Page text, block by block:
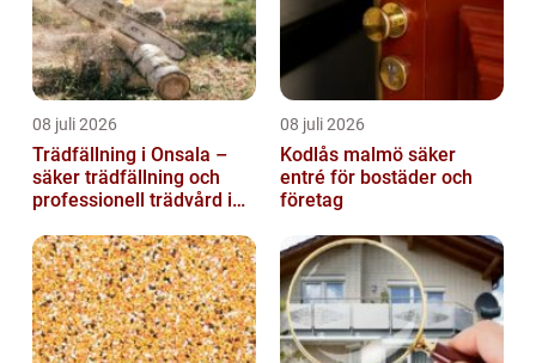
08 juli 2026
Trädfällning i Onsala –
säker trädfällning och
professionell trädvård i
08 juli 2026
Kodlås malmö säker
entré för bostäder och
företag